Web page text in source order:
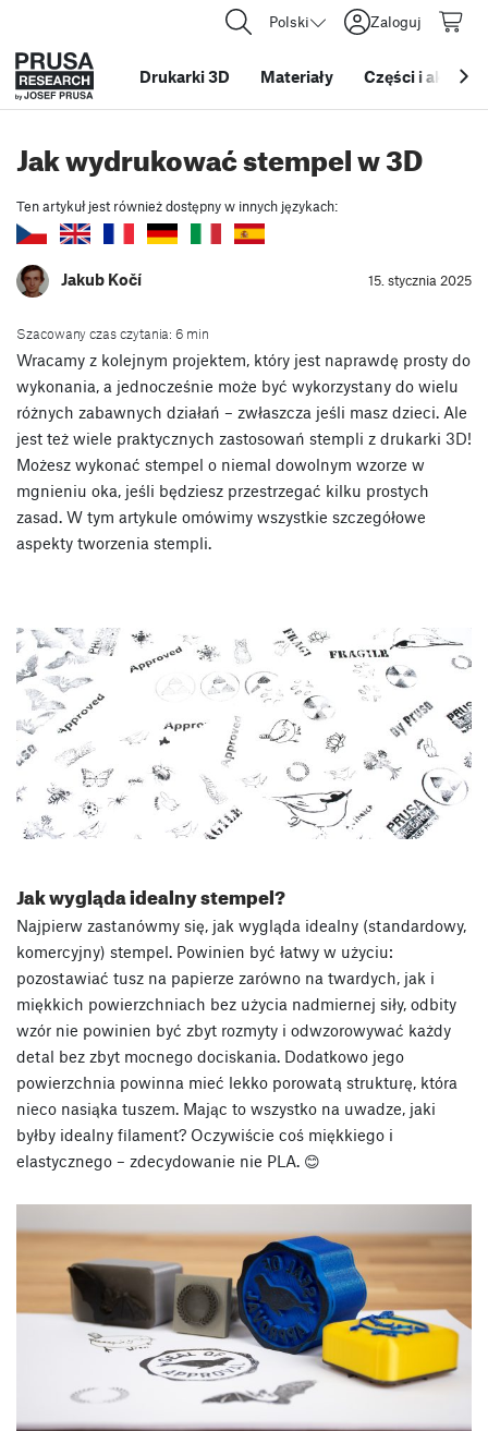
Polski Zaloguj
Drukarki 3D Materiały Części i
Jak wydrukować stempel w 3D
Ten artykuł jest również dostępny w innych językach:
Jakub Kočí 15. stycznia 2025
Szacowany czas czytania: 6 min
Wracamy z kolejnym projektem, który jest naprawdę prosty do
wykonania, a jednocześnie może być wykorzystany do wielu
różnych zabawnych działań – zwłaszcza jeśli masz dzieci. Ale
jest też wiele praktycznych zastosowań stempli z drukarki 3D!
Możesz wykonać stempel o niemal dowolnym wzorze w
mgnieniu oka, jeśli będziesz przestrzegać kilku prostych
zasad. W tym artykule omówimy wszystkie szczegółowe
aspekty tworzenia stempli.
Jak wygląda idealny stempel?
Najpierw zastanówmy się, jak wygląda idealny (standardowy,
komercyjny) stempel. Powinien być łatwy w użyciu:
pozostawiać tusz na papierze zarówno na twardych, jak i
miękkich powierzchniach bez użycia nadmiernej siły, odbity
wzór nie powinien być zbyt rozmyty i odwzorowywać każdy
detal bez zbyt mocnego dociskania. Dodatkowo jego
powierzchnia powinna mieć lekko porowatą strukturę, która
nieco nasiąka tuszem. Mając to wszystko na uwadze, jaki
byłby idealny filament? Oczywiście coś miękkiego i
elastycznego – zdecydowanie nie PLA. 😊